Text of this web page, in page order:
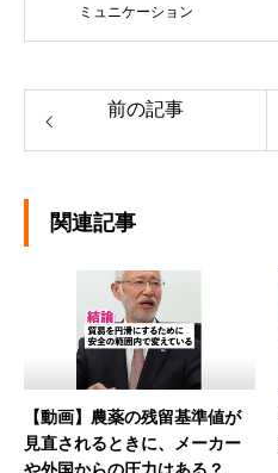
ミュニケーション
前の記事
関連記事
【動画】農薬の残留基準値が
見直されるときに、メーカー
や外国からの圧力はある？